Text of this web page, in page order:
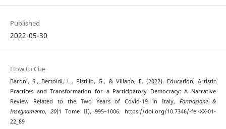
Published
2022-05-30
How to Cite
Baroni, S., Bertoldi, L., Pistillo, G., & Villano, E. (2022). Education, Artistic
Practices and Transformation for a Participatory Democracy: A Narrative
Review Related to the Two Years of Covid-19 in Italy.Formazione &
Insegnamento, 20(1 Tome II), 995–1006. https://doi.org/10.7346/-fei-XX-01-
22_89